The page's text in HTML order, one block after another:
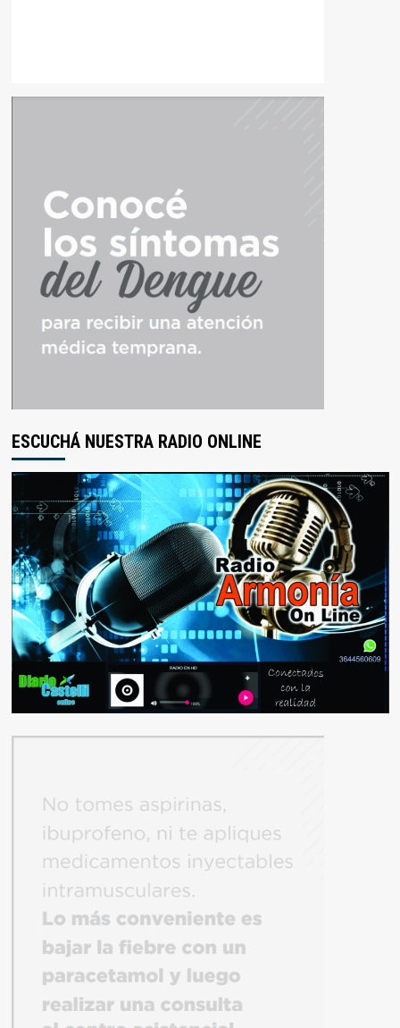
ESCUCHÁ NUESTRA RADIO ONLINE